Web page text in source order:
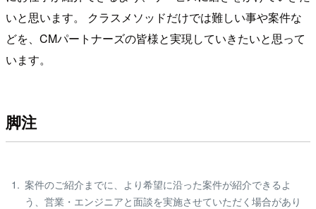
いと思います。 クラスメソッドだけでは難しい事や案件な
どを、CMパートナーズの皆様と実現していきたいと思って
います。
脚注
案件のご紹介までに、より希望に沿った案件が紹介できるよ
う、営業・エンジニアと面談を実施させていただく場合があり